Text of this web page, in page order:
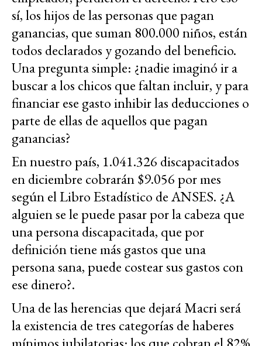
sí, los hijos de las personas que pagan
ganancias, que suman 800.000 niños, están
todos declarados y gozando del beneficio.
Una pregunta simple: ¿nadie imaginó ir a
buscar a los chicos que faltan incluir, y para
financiar ese gasto inhibir las deducciones o
parte de ellas de aquellos que pagan
ganancias?
En nuestro país, 1.041.326 discapacitados
en diciembre cobrarán $9.056 por mes
según el Libro Estadístico de ANSES. ¿A
alguien se le puede pasar por la cabeza que
una persona discapacitada, que por
definición tiene más gastos que una
persona sana, puede costear sus gastos con
ese dinero?.
Una de las herencias que dejará Macri será
la existencia de tres categorías de haberes